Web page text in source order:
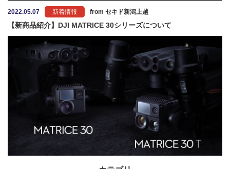
2022.05.07 新着情報 from セキド新潟上越
【新商品紹介】DJI MATRICE 30シリーズについて